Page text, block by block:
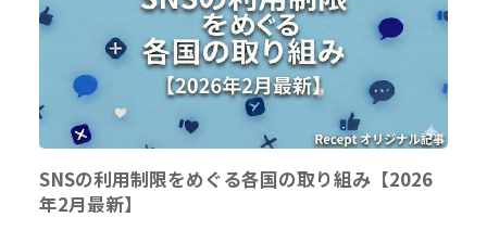
SNSの利用制限をめぐる各国の取り組み【2026
年2月最新】